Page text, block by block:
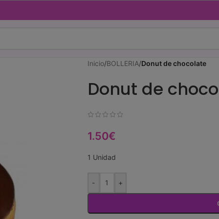
Inicio/BOLLERIA/Donut de chocolate
Donut de
1.50€
1 Unidad
- +